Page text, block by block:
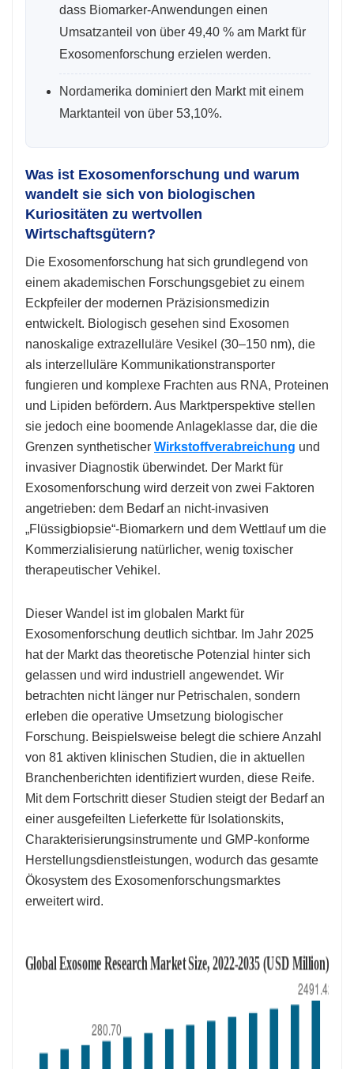
dass Biomarker-Anwendungen einen
Umsatzanteil von über 49,40 % am Markt für
Exosomenforschung erzielen werden.
Nordamerika dominiert den Markt mit einem
Marktanteil von über 53,10%.
Was ist Exosomenforschung und warum
wandelt sie sich von biologischen
Kuriositäten zu wertvollen
Wirtschaftsgütern?
Die Exosomenforschung hat sich grundlegend von
einem akademischen Forschungsgebiet zu einem
Eckpfeiler der modernen Präzisionsmedizin
entwickelt. Biologisch gesehen sind Exosomen
nanoskalige extrazelluläre Vesikel (30–150 nm), die
als interzelluläre Kommunikationstransporter
fungieren und komplexe Frachten aus RNA, Proteinen
und Lipiden befördern. Aus Marktperspektive stellen
sie jedoch eine boomende Anlageklasse dar, die die
Grenzen synthetischer Wirkstoffverabreichung und
invasiver Diagnostik überwindet. Der Markt für
Exosomenforschung wird derzeit von zwei Faktoren
angetrieben: dem Bedarf an nicht-invasiven
„Flüssigbiopsie“-Biomarkern und dem Wettlauf um die
Kommerzialisierung natürlicher, wenig toxischer
therapeutischer Vehikel.
Dieser Wandel ist im globalen Markt für
Exosomenforschung deutlich sichtbar. Im Jahr 2025
hat der Markt das theoretische Potenzial hinter sich
gelassen und wird industriell angewendet. Wir
betrachten nicht länger nur Petrischalen, sondern
erleben die operative Umsetzung biologischer
Forschung. Beispielsweise belegt die schiere Anzahl
von 81 aktiven klinischen Studien, die in aktuellen
Branchenberichten identifiziert wurden, diese Reife.
Mit dem Fortschritt dieser Studien steigt der Bedarf an
einer ausgefeilten Lieferkette für Isolationskits,
Charakterisierungsinstrumente und GMP-konforme
Herstellungsdienstleistungen, wodurch das gesamte
Ökosystem des Exosomenforschungsmarktes
erweitert wird.